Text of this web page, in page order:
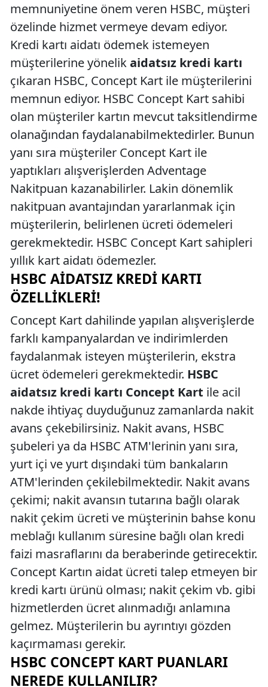
memnuniyetine önem veren HSBC, müşteri
özelinde hizmet vermeye devam ediyor.
Kredi kartı aidatı ödemek istemeyen
müşterilerine yönelikaidatsız kredi kartı
çıkaran HSBC, Concept Kart ile müşterilerini
memnun ediyor. HSBC Concept Kart sahibi
olan müşteriler kartın mevcut taksitlendirme
olanağından faydalanabilmektedirler. Bunun
yanı sıra müşteriler Concept Kart ile
yaptıkları alışverişlerden Adventage
Nakitpuan kazanabilirler. Lakin dönemlik
nakitpuan avantajından yararlanmak için
müşterilerin, belirlenen ücreti ödemeleri
gerekmektedir. HSBC Concept Kart sahipleri
yıllık kart aidatı ödemezler.
HSBC AIDATSIZ KREDI KARTI
ÖZELLIKLERI!
Concept Kart dahilinde yapılan alışverişlerde
farklı kampanyalardan ve indirimlerden
faydalanmak isteyen müşterilerin, ekstra
ücret ödemeleri gerekmektedir. HSBC
aidatsız kredi kartı Concept Kart ile acil
nakde ihtiyaç duyduğunuz zamanlarda nakit
avans çekebilirsiniz. Nakit avans, HSBC
şubeleri ya da HSBC ATM'lerinin yanı sıra,
yurt içi ve yurt dışındaki tüm bankaların
ATM'lerinden çekilebilmektedir. Nakit avans
çekimi; nakit avansın tutarına bağlı olarak
nakit çekim ücreti ve müşterinin bahse konu
meblağı kullanım süresine bağlı olan kredi
faizi masraflarını da beraberinde getirecektir.
Concept Kartın aidat ücreti talep etmeyen bir
kredi kartı ürünü olması; nakit çekim vb. gibi
hizmetlerden ücret alınmadığı anlamına
gelmez. Müşterilerin bu ayrıntıyı gözden
kaçırmaması gerekir.
HSBC CONCEPT KART PUANLARI
NEREDE KULLANILIR?